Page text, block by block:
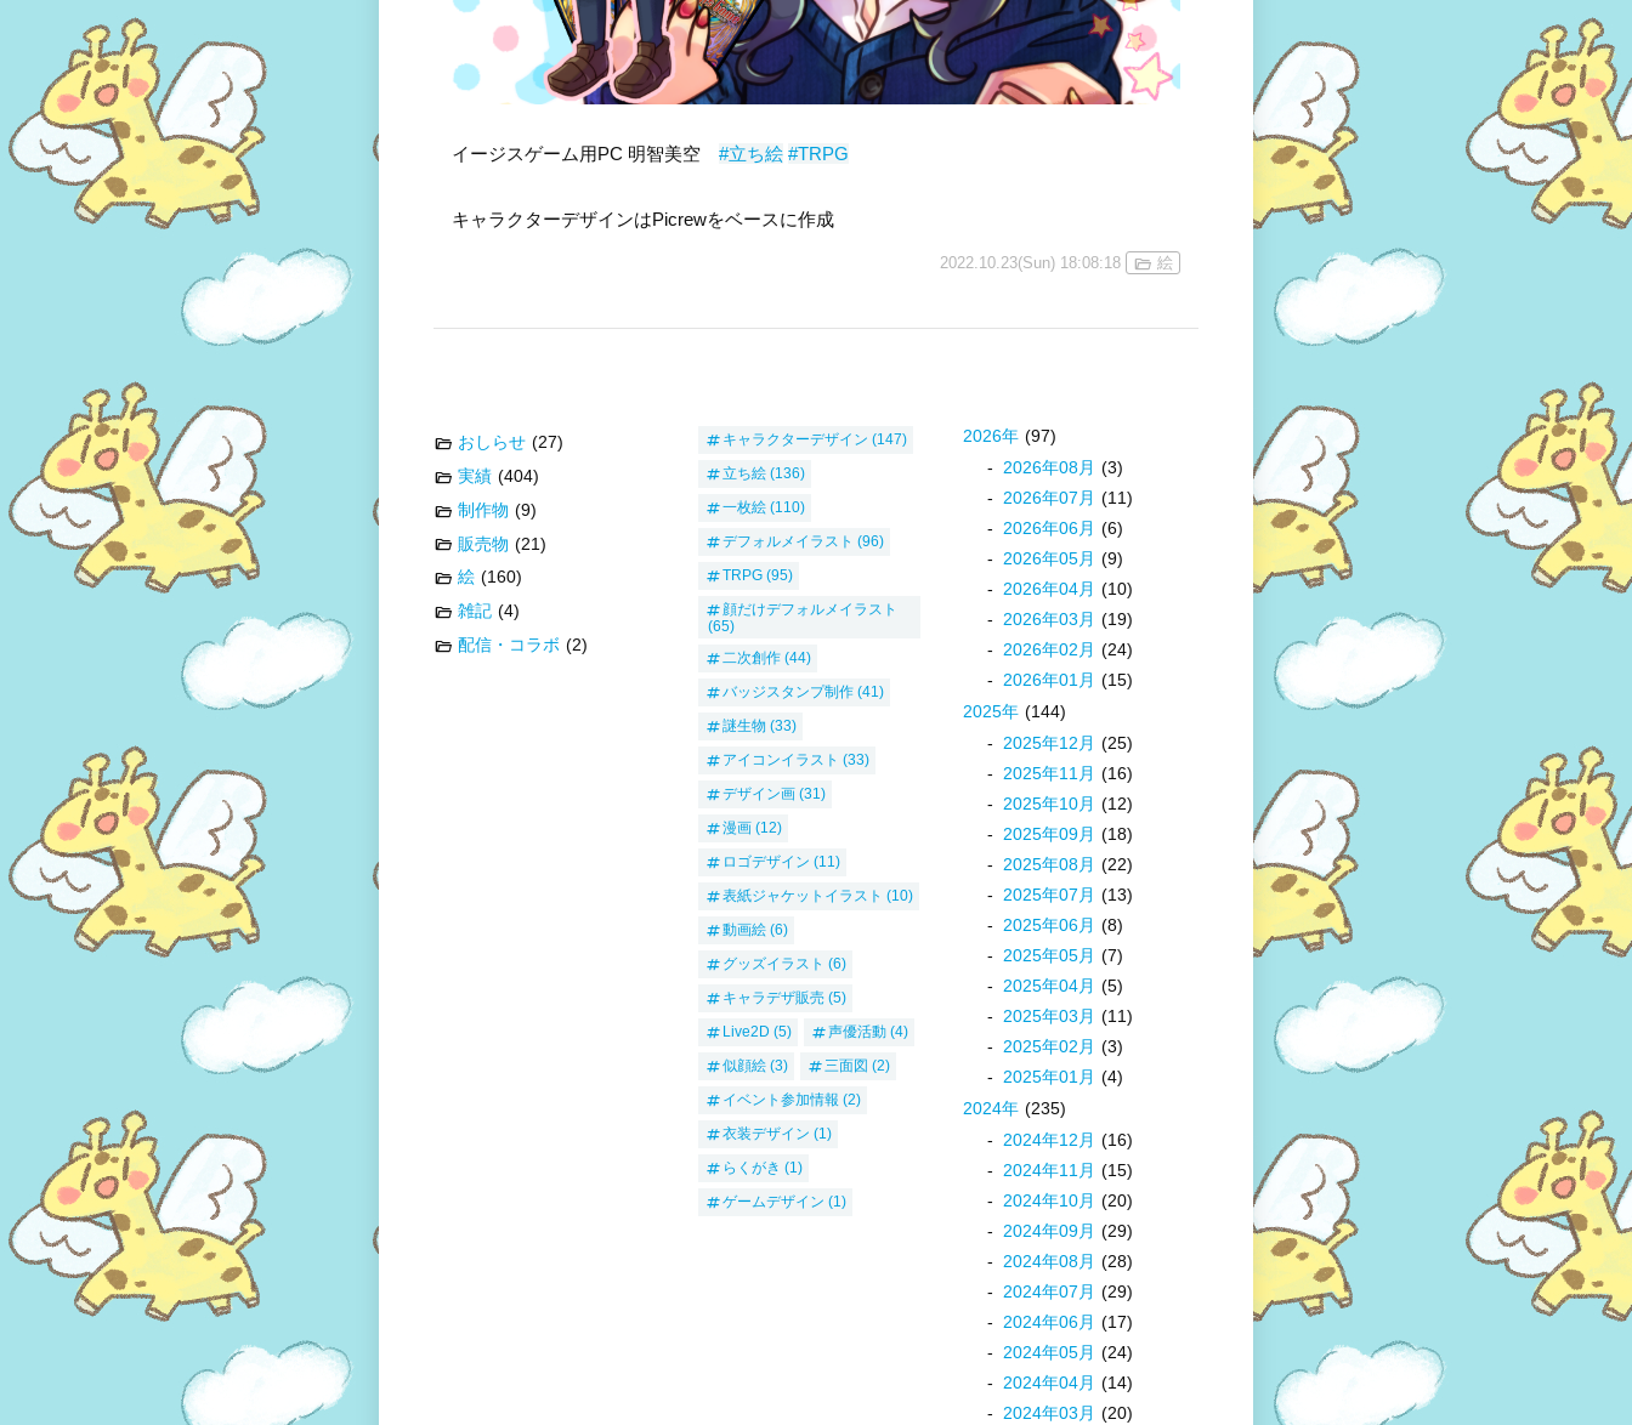
イージスゲーム用PC 明智美空 #立ち絵 #TRPG
キャラクターデザインはPicrewをベースに作成
2022.10.23(Sun) 18:08:18 絵
おしらせ (27)
実績 (404)
制作物 (9)
販売物 (21)
絵 (160)
雑記 (4)
配信・コラボ (2)
キャラクターデザイン (147)
立ち絵 (136)
一枚絵 (110)
デフォルメイラスト (96)
TRPG (95)
顔だけデフォルメイラスト
(65)
二次創作 (44)
バッジスタンプ制作 (41)
謎生物 (33)
アイコンイラスト (33)
デザイン画 (31)
漫画 (12)
ロゴデザイン (11)
表紙ジャケットイラスト (10)
動画絵 (6)
グッズイラスト (6)
キャラデザ販売 (5)
Live2D (5) 声優活動 (4)
似顔絵 (3) 三面図 (2)
イベント参加情報 (2)
衣装デザイン (1)
らくがき (1)
ゲームデザイン (1)
2026年 (97)
2026年08月 (3)
2026年07月 (11)
2026年06月 (6)
2026年05月 (9)
2026年04月 (10)
2026年03月 (19)
2026年02月 (24)
2026年01月 (15)
2025年 (144)
2025年12月 (25)
2025年11月 (16)
2025年10月 (12)
2025年09月 (18)
2025年08月 (22)
2025年07月 (13)
2025年06月 (8)
2025年05月 (7)
2025年04月 (5)
2025年03月 (11)
2025年02月 (3)
2025年01月 (4)
2024年 (235)
2024年12月 (16)
2024年11月 (15)
2024年10月 (20)
2024年09月 (29)
2024年08月 (28)
2024年07月 (29)
2024年06月 (17)
2024年05月 (24)
2024年04月 (14)
2024年03月 (20)